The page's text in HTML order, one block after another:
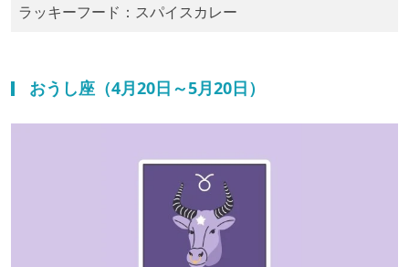
ラッキーフード：​スパイスカレー
おうし座（4月20日～5月20日）